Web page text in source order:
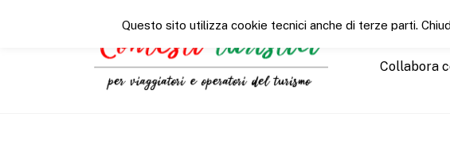
Chi siamo
Collabora
Questo sito utilizza cookie tecnici anche di terze parti.